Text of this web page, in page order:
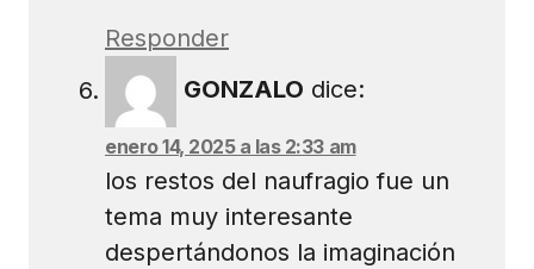
Responder
GONZALO dice:
enero 14, 2025 a las 2:33 am
los restos del naufragio fue un
tema muy interesante
despertándonos la imaginación